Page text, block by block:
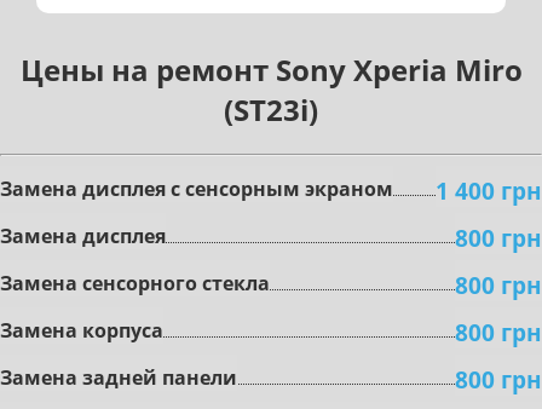
Цены на ремонт Sony Xperia Miro
(ST23i)
Зaмeнa диcплeя c ceнcopным экpaнoм 1 400 грн
Замена дисплея 800 грн
Замена сенсорного стекла 800 грн
Замена корпуса 800 грн
Замена задней панели 800 грн